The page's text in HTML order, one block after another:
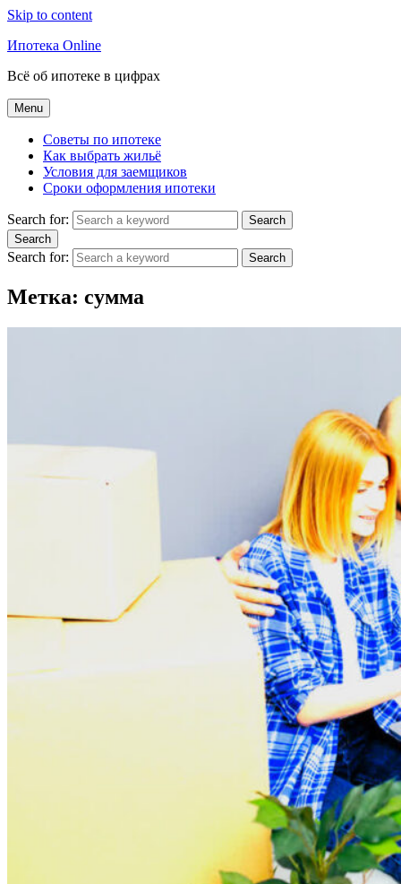
Skip to content
Ипотека Online
Всё об ипотеке в цифрах
Menu
Советы по ипотеке
Как выбрать жильё
Условия для заемщиков
Сроки оформления ипотеки
Search for:
Search
Search
Search for: Search
Метка: сумма